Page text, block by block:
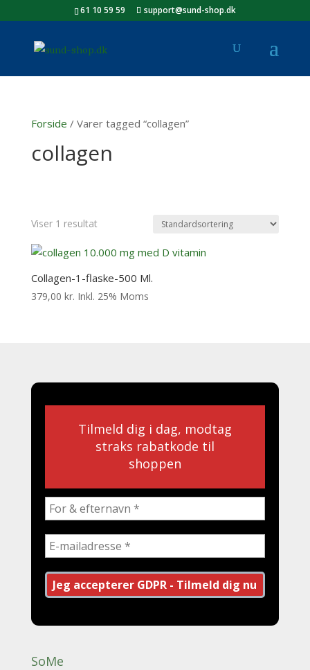
61 10 59 59 support@sund-shop.dk
Forside / Varer tagged “collagen”
collagen
Viser 1 resultat
Collagen-1-flaske-500 Ml.
379,00 kr. Inkl. 25% Moms
Tilmeld dig i dag, modtag
straks rabatkode til
shoppen
SoMe